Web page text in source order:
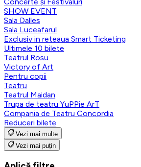
SHOW EVENT
Sala Dalles
Sala Luceafarul
Exclusiv in reteaua Smart Ticketing
Ultimele 10 bilete
Teatrul Rosu
Victory of Art
Pentru copii
Teatru
Teatrul Maidan
Trupa de teatru YuPPie ArT
Compania de Teatru Concordia
Reduceri bilete
Vezi mai multe
Vezi mai puțin